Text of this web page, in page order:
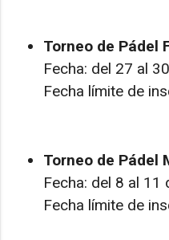
Torneo de Pádel
Fecha: del 27 al
Fecha límite de
Torneo de Pádel
Fecha: del 8 al 11
Fecha límite de